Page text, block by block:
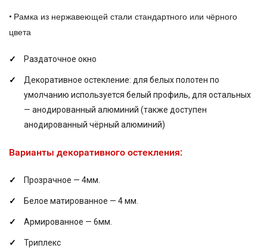
• Рамка из нержавеющей стали стандартного или чёрного
цвета
Раздаточное окно
Декоративное остекление: для белых полотен по
умолчанию используется белый профиль, для остальных
— анодированный алюминий (также доступен
анодированный чёрный алюминий)
Варианты декоративного остекления:
Прозрачное — 4мм.
Белое матированное — 4 мм.
Армированное — 6мм.
Триплекс